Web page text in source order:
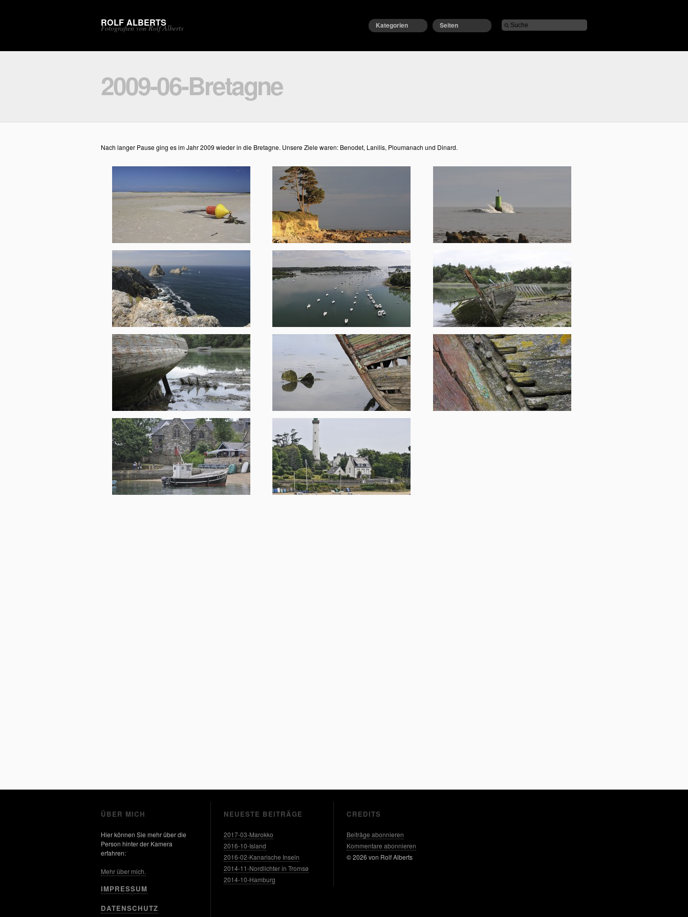
ROLF ALBERTS
Fotografien von Rolf Alberts Kategorien Seiten
2009-06-Bretagne
Nach langer Pause ging es im Jahr 2009 wieder in die Bretagne. Unsere Ziele waren: Benodet, Lanilis, Ploumanach und Dinard.
ÜBER MICH
Hier können Sie mehr über die
Person hinter der Kamera
erfahren:
Mehr über mich.
IMPRESSUM
DATENSCHUTZ
NEUESTE BEITRÄGE
2017-03-Marokko
2016-10-Island
2016-02-Kanarische Inseln
2014-11-Nordlichter in Tromsø
2014-10-Hamburg
CREDITS
Beiträge abonnieren
Kommentare abonnieren
© 2026 von Rolf Alberts